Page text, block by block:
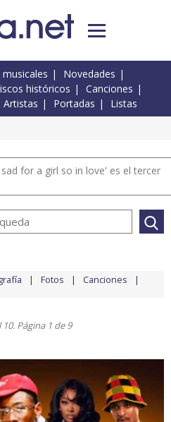
Novedades
históricos
Canciones
Artistas Portadas Listas
for a girl so in love' es el tercer
Fotos Canciones
Página 1 de 9